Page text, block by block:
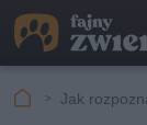
Jak